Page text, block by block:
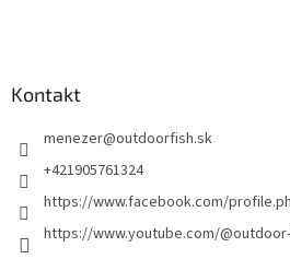
Kontakt
menezer@outdoorfish.sk
+421905761324
https://www.facebook.com/
https://www.youtube.com/